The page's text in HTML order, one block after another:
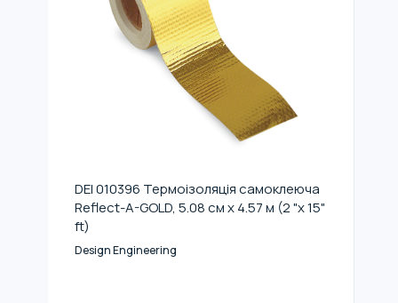
DEI 010396 Термоізоляція самоклеюча
Reflect-A-GOLD, 5.08 см x 4.57 м (2 "x 15"
ft)
Design Engineering